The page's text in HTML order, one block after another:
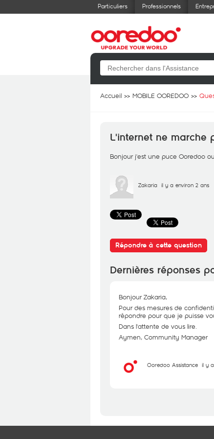
Particuliers Professionnels
Accueil MOBILE OOREDOO
L'internet ne marche
Bonjour j'est une puce Ooredoo
Zakaria il y a environ 2 ans
Répondre à cette question
Dernières réponses
Bonjour Zakaria,
Pour des mesures de
répondre pour que je puisse
Dans l'attente de vous lire.
Aymen, Community Manager
Ooredoo Assistance il y